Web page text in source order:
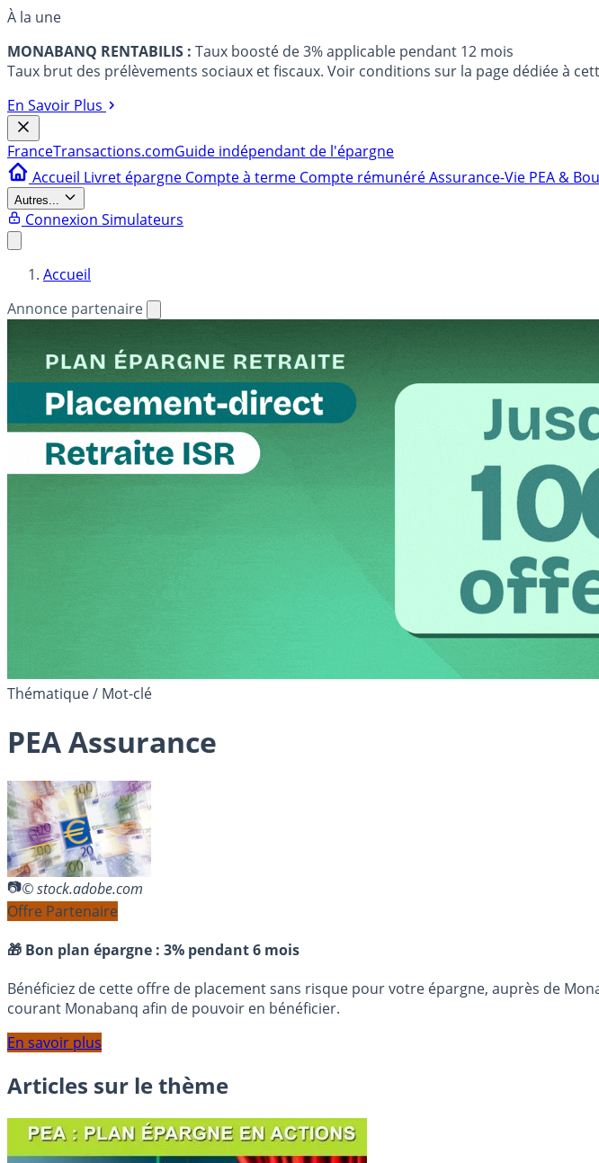
À la une
MONABANQ RENTABILIS : Taux boosté de 3% applicable pendant 12 mois
Taux brut des prélèvements sociaux et fiscaux. Voir conditions sur la page dédiée à
En Savoir Plus
FranceTransactions.comGuide indépendant de l'épargne
Accueil Livret épargne Compte à terme Compte rémunéréAssurance-Vie PEA &
Autres...
Connexion Simulateurs
Accueil
Annonce partenaire
Thématique / Mot-clé
PEA Assurance
© stock.adobe.com
Offre Partenaire
🎁 Bon plan épargne : 3% pendant 6 mois
Bénéficiez de cette offre de placement sans risque pour votre épargne, auprès de
courant Monabanq afin de pouvoir en bénéficier.
En savoir plus
Articles sur le thème